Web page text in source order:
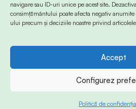
navigare sau ID-uri unice pe acest site.
consimțământului poate afecta negativ
ului precum și deciziile noastre privind
Accept
Configurez
Politică de
© 2024 Info-Sud-Est.